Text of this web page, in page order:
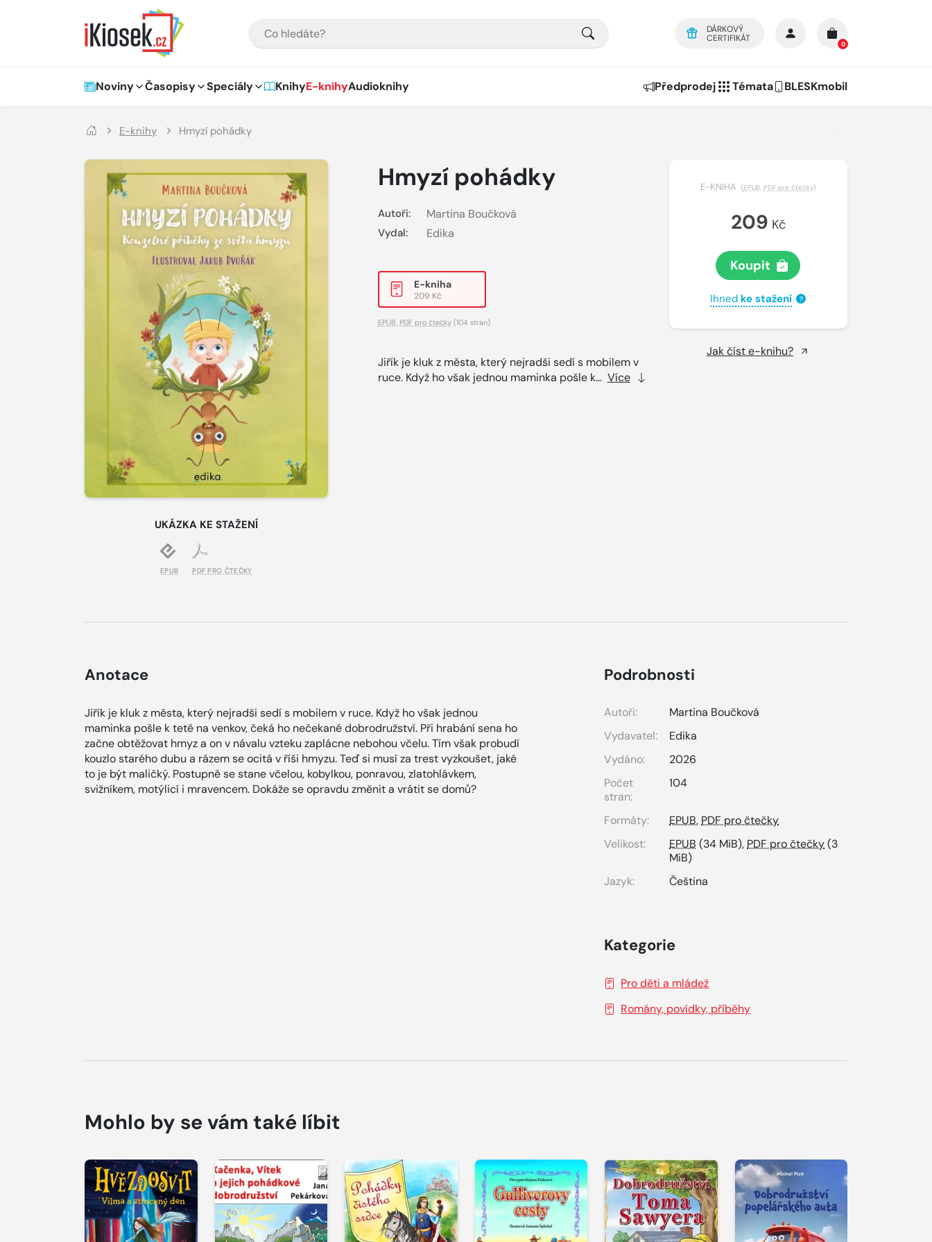
DÁRKOVÝ
CERTIFIKÁT
0
Hlavní navigace
Noviny Časopisy Speciály KnihyE-knihyAudioknihy Předprodej Témata BLESKmobil
E-knihy Hmyzí pohádky
UKÁZKA KE STAŽENÍ
EPUB PDF PRO ČTEČKY
Hmyzí pohádky
Autoři: Martina Boučková
Vydal: Edika
E-kniha
209 Kč
EPUB PDF pro čtečky(104 stran)
Jiřík je kluk z města, který nejradši sedí s mobilem v
ruce. Když ho však jednou maminka pošle k... Více
E-KNIHA (EPUB, PDF pro čtečky)
209 Kč
Koupit
Ihned ke stažení ?
Jak číst e-knihu?
Anotace
Jiřík je kluk z města, který nejradši sedí s mobilem v ruce. Když ho však jednou
maminka pošle k tetě na venkov, čeká ho nečekané dobrodružství. Při hrabání sena ho
začne obtěžovat hmyz a on v návalu vzteku zaplácne nebohou včelu. Tím však probudí
kouzlo starého dubu a rázem se ocitá v říši hmyzu. Teď si musí za trest vyzkoušet, jaké
to je být maličký. Postupně se stane včelou, kobylkou, ponravou, zlatohlávkem,
svižníkem, motýlicí i mravencem. Dokáže se opravdu změnit a vrátit se domů?
Podrobnosti
Autoři:
Martina Boučková
Vydavatel:
Edika
Vydáno:
2026
Počet
stran:
104
Formáty: EPUB,PDF pro čtečky
Velikost:
EPUB (34 MiB),PDF pro čtečky(3
MiB)
Jazyk:
Čeština
Kategorie
Pro děti a mládež
Romány, povídky, příběhy
Mohlo by se vám také líbit